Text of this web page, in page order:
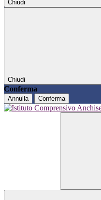
Chiudi
Chiudi
Conferma
Annulla Conferma